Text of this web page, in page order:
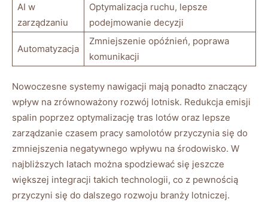
AI w
zarządzaniu
Optymalizacja ruchu, lepsze
podejmowanie decyzji
Automatyzacja
Zmniejszenie opóźnień, poprawa
komunikacji
Nowoczesne systemy nawigacji mają ponadto znaczący
wpływ na zrównoważony rozwój lotnisk. Redukcja emisji
spalin poprzez optymalizację tras lotów oraz lepsze
zarządzanie czasem pracy samolotów przyczynia się do
zmniejszenia negatywnego wpływu na środowisko. W
najbliższych latach można spodziewać się jeszcze
większej integracji takich technologii, co z pewnością
przyczyni się do dalszego rozwoju branży lotniczej.